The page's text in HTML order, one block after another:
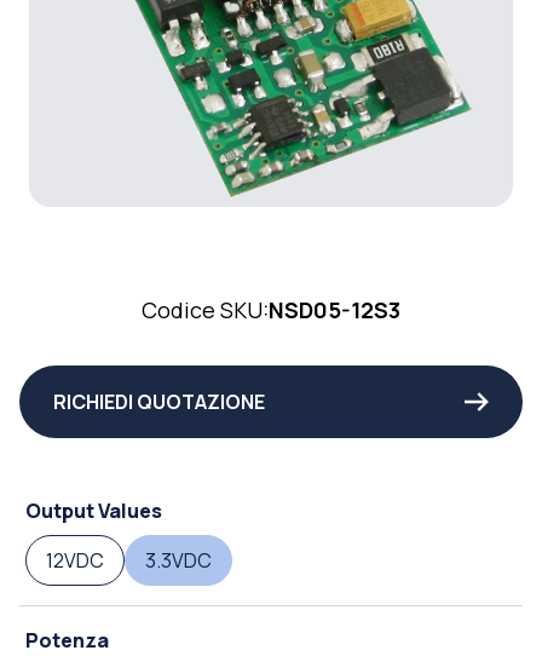
Codice SKU:NSD05-12S3
RICHIEDI QUOTAZIONE
Output Values
12VDC
3.3VDC
Potenza